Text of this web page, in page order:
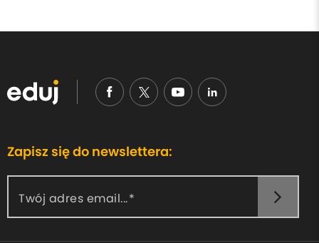
Zapisz się do newslettera:
Twój adres email...